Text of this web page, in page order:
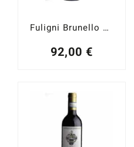
Fuligni Brunello di Montalcino 2019
92,00 €